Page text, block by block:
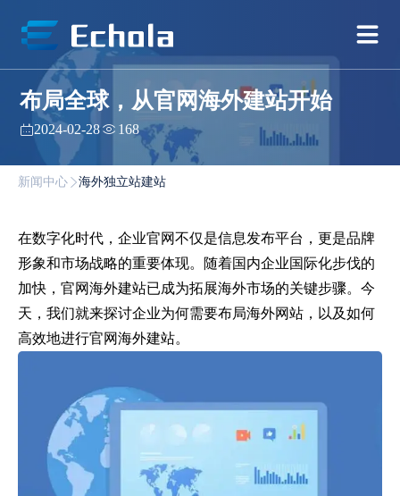
布局全球，从官网海外建站开始
2024-02-28 168
新闻中心 海外独立站建站
在数字化时代，企业官网不仅是信息发布平台，更是品牌
形象和市场战略的重要体现。随着国内企业国际化步伐的
加快，官网海外建站已成为拓展海外市场的关键步骤。今
天，我们就来探讨企业为何需要布局海外网站，以及如何
高效地进行官网海外建站。